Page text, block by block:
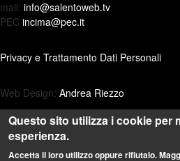
mail: info@salentoweb.tv
PEC incima@pec.it
Privacy e Trattamento Dati Personali
Web Design: Andrea Riezzo
Questo sito utilizza i cookie per
esperienza.
Accetta il loro utilizzo oppure rifiutalo.